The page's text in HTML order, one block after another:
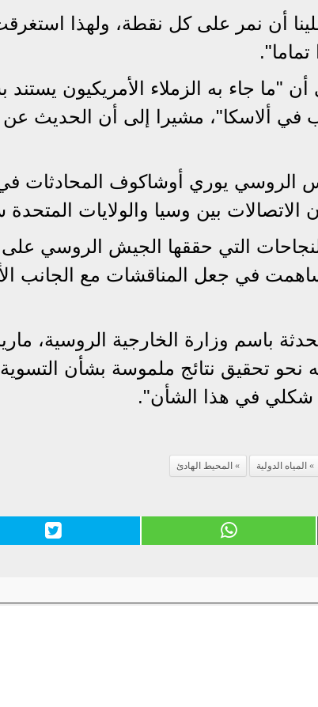
أن نمر على كل نقطة، ولهذا
"ما جاء به الزملاء الأمريكيون
في ألاسكا"، مشيرا إلى أن الحديث
يوري أوشاكوف المحادثات في
الاتصالات بين وسيا والولايات
التي حققها الجيش الروسي
في جعل المناقشات مع الجانب
باسم وزارة الخارجية الروسية،
تحقيق نتائج ملموسة بشأن التسوية
شكلي في هذا الشأن".
المياه الدولية المحيط الهادئ